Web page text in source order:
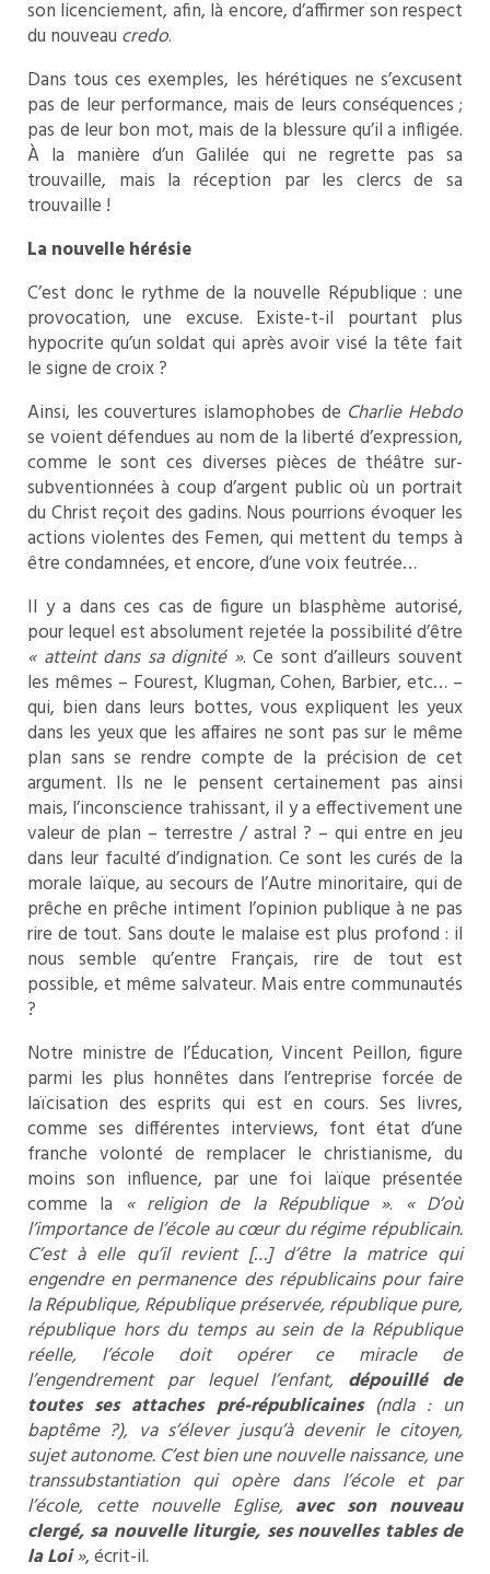
son licenciement, afin, là encore, d’affirmer son respect
du nouveau credo.
Dans tous ces exemples, les hérétiques ne s’excusent
pas de leur performance, mais de leurs conséquences ;
pas de leur bon mot, mais de la blessure qu’il a infligée.
À la manière d’un Galilée qui ne regrette pas sa
trouvaille, mais la réception par les clercs de sa
trouvaille !
La nouvelle hérésie
C’est donc le rythme de la nouvelle République : une
provocation, une excuse. Existe-t-il pourtant plus
hypocrite qu’un soldat qui après avoir visé la tête fait
le signe de croix ?
Ainsi, les couvertures islamophobes de Charlie Hebdo
se voient défendues au nom de la liberté d’expression,
comme le sont ces diverses pièces de théâtre sur-
subventionnées à coup d’argent public où un portrait
du Christ reçoit des gadins. Nous pourrions évoquer les
actions violentes des Femen, qui mettent du temps à
être condamnées, et encore, d’une voix feutrée…
Il y a dans ces cas de figure un blasphème autorisé,
pour lequel est absolument rejetée la possibilité d’être
« atteint dans sa dignité ». Ce sont d’ailleurs souvent
les mêmes – Fourest, Klugman, Cohen, Barbier, etc… –
qui, bien dans leurs bottes, vous expliquent les yeux
dans les yeux que les affaires ne sont pas sur le même
plan sans se rendre compte de la précision de cet
argument. Ils ne le pensent certainement pas ainsi
mais, l’inconscience trahissant, il y a effectivement une
valeur de plan – terrestre / astral ? – qui entre en jeu
dans leur faculté d’indignation. Ce sont les curés de la
morale laïque, au secours de l’Autre minoritaire, qui de
prêche en prêche intiment l’opinion publique à ne pas
rire de tout. Sans doute le malaise est plus profond : il
nous semble qu’entre Français, rire de tout est
possible, et même salvateur. Mais entre communautés
?
Notre ministre de l’Éducation, Vincent Peillon, figure
parmi les plus honnêtes dans l’entreprise forcée de
laïcisation des esprits qui est en cours. Ses livres,
comme ses différentes interviews, font état d’une
franche volonté de remplacer le christianisme, du
moins son influence, par une foi laïque présentée
comme la « religion de la République ». « D’où
l’importance de l’école au cœur du régime républicain.
C’est à elle qu’il revient […] d’être la matrice qui
engendre en permanence des républicains pour faire
la République, République préservée, république pure,
république hors du temps au sein de la République
réelle, l’école doit opérer ce miracle de
l’engendrement par lequel l’enfant, dépouillé de
toutes ses attaches pré-républicaines (ndla : un
baptême ?), va s’élever jusqu’à devenir le citoyen,
sujet autonome. C’est bien une nouvelle naissance, une
transsubstantiation qui opère dans l’école et par
l’école, cette nouvelle Eglise, avec son nouveau
clergé, sa nouvelle liturgie, ses nouvelles tables de
la Loi», écrit-il.